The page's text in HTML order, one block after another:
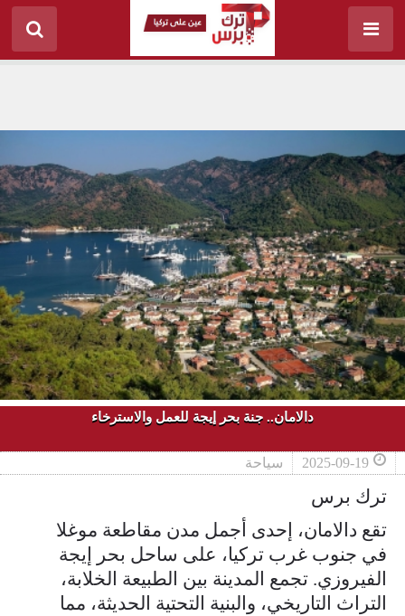
دالامان.. جنة بحر إيجة للعمل والاسترخاء
2025-09-19 سياحة
ترك برس
تقع دالامان، إحدى أجمل مدن مقاطعة موغلا
في جنوب غرب تركيا، على ساحل بحر إيجة
الفيروزي. تجمع المدينة بين الطبيعة الخلابة،
التراث التاريخي، والبنية التحتية الحديثة، مما